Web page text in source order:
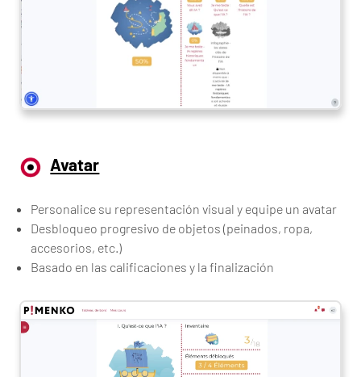
Avatar
Personalice su representación visual y equipe un avatar
Desbloqueo progresivo de objetos (peinados, ropa,
accesorios, etc.)
Basado en las calificaciones y la finalización